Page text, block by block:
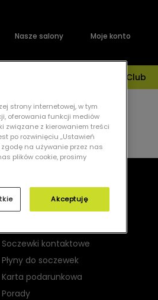
Nasze salony Moje konto
Grand Optical Club
PRODUKTY
Okulary korekcyjne
Soczewki kontaktowe
Płyny do soczewek
Karta podarunkowa
Porady
strony internetowej, w tym
oferowania funkcji mediów
związane z kierowaniem treści
po rozwinięciu „Ustawień
na używanie przez nas
plików cookie, prosimy
Akceptuję